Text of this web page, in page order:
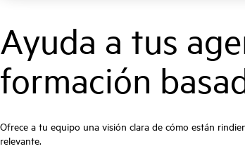
Ayuda a tus
formación
Ofrece a tu equipo una visión clara de cómo están
relevante.